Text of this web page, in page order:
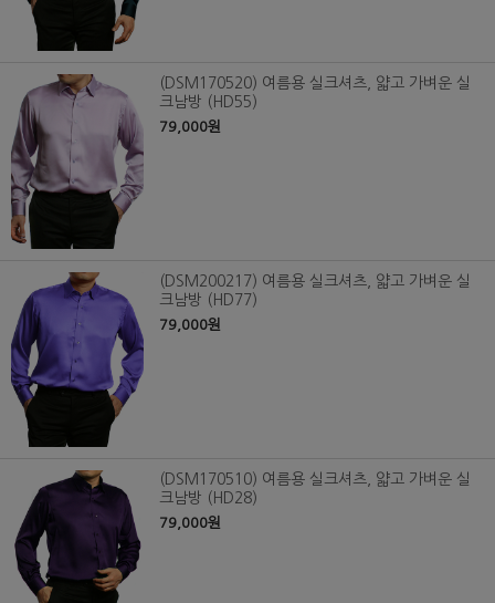
(DSM170520) 여름용 실크셔츠, 얇고 가벼운 실
크남방 (HD55)
79,000원
(DSM200217) 여름용 실크셔츠, 얇고 가벼운 실
크남방 (HD77)
79,000원
(DSM170510) 여름용 실크셔츠, 얇고 가벼운 실
크남방 (HD28)
79,000원